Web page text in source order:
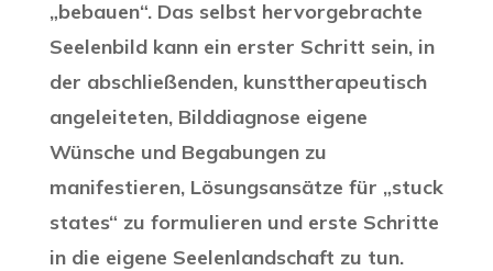
„bebauen“. Das selbst hervorgebrachte
Seelenbild kann ein erster Schritt sein, in
der abschließenden, kunsttherapeutisch
angeleiteten, Bilddiagnose eigene
Wünsche und Begabungen zu
manifestieren, Lösungsansätze für „stuck
states“ zu formulieren und erste Schritte
in die eigene Seelenlandschaft zu tun.